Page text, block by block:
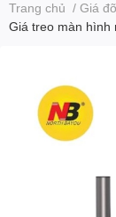
Trang chủ / Giá
Giá treo màn hình